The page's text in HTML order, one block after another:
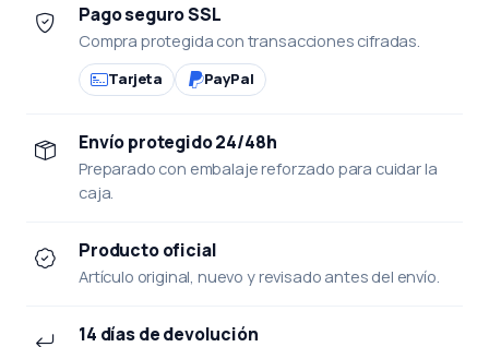
Pago seguro SSL
Compra protegida con transacciones cifradas.
Tarjeta PayPal
Envío protegido 24/48h
Preparado con embalaje reforzado para cuidar la
caja.
Producto oficial
Artículo original, nuevo y revisado antes del envío.
14 días de devolución